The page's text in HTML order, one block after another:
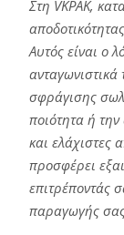
Στη VKPAK,
Αυτός είναι ο
σφράγισης
ποιότητα ή
και ελάχιστες
προσφέρει
επιτρέποντάς
παραγωγής